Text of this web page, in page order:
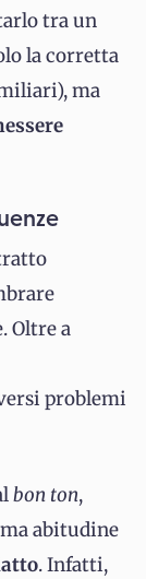
tra un
la corretta
ma
Oltre a
problemi
bon ton,
abitudine
. Infatti,